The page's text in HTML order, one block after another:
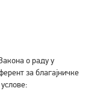
о раду у
за благајничке